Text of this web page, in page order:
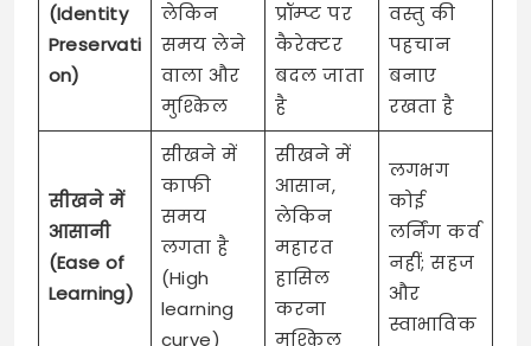
(Identity
Preservati
on)
लेकिन
समय लेने
वाला और
मुश्किल
प्रॉम्प्ट पर
कैरेक्टर
बदल जाता
है
वस्तु की
पहचान
बनाए
रखता है
सीखने में
आसानी
(Ease of
Learning)
सीखने में
काफी
समय
लगता है
(High
learning
curve)
सीखने में
आसान,
लेकिन
महारत
हासिल
करना
मुश्किल
लगभग
कोई
लर्निंग कर्व
नहीं; सहज
और
स्वाभाविक